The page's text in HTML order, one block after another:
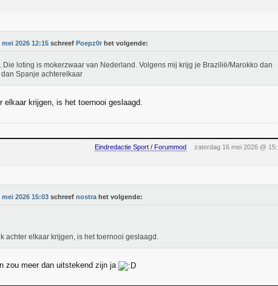
2026 12:15 schreef Poepz0r het volgende:
Die loting is mokerzwaar van Nederland. Volgens mij krijg je Brazilië/Marokko dan
Spanje achterelkaar
elkaar krijgen, is het toernooi geslaagd.
Eindredactie Sport / Forummod zaterdag 16 mei 2026 @
2026 15:03 schreef nostra het volgende:
achter elkaar krijgen, is het toernooi geslaagd.
zou meer dan uitstekend zijn ja